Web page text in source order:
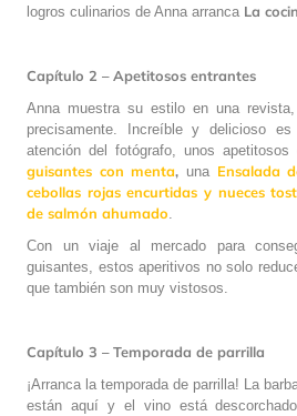
logros culinarios de Anna arranca La
Capítulo 2 – Apetitosos entrantes
Anna muestra su estilo en una
precisamente. Increíble y delicioso
atención del fotógrafo, unos apetitosos
guisantes con menta, una Ensalada
cebollas rojas encurtidas y nueces
de salmón ahumado
Con un viaje al mercado para
guisantes, estos aperitivos no solo
que también son muy vistosos.
Capítulo 3 – Temporada de parrilla
¡Arranca la temporada de parrilla! La
están aquí y el vino está